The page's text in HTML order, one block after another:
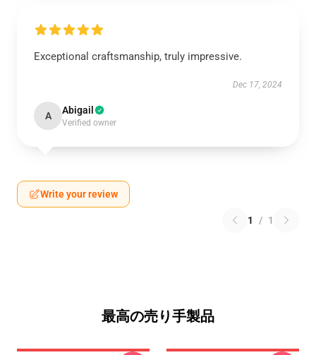
Exceptional craftsmanship, truly impressive.
Dec 17, 2024
A Abigail
Verified owner
Write your review
1 / 1
最高の売り手製品